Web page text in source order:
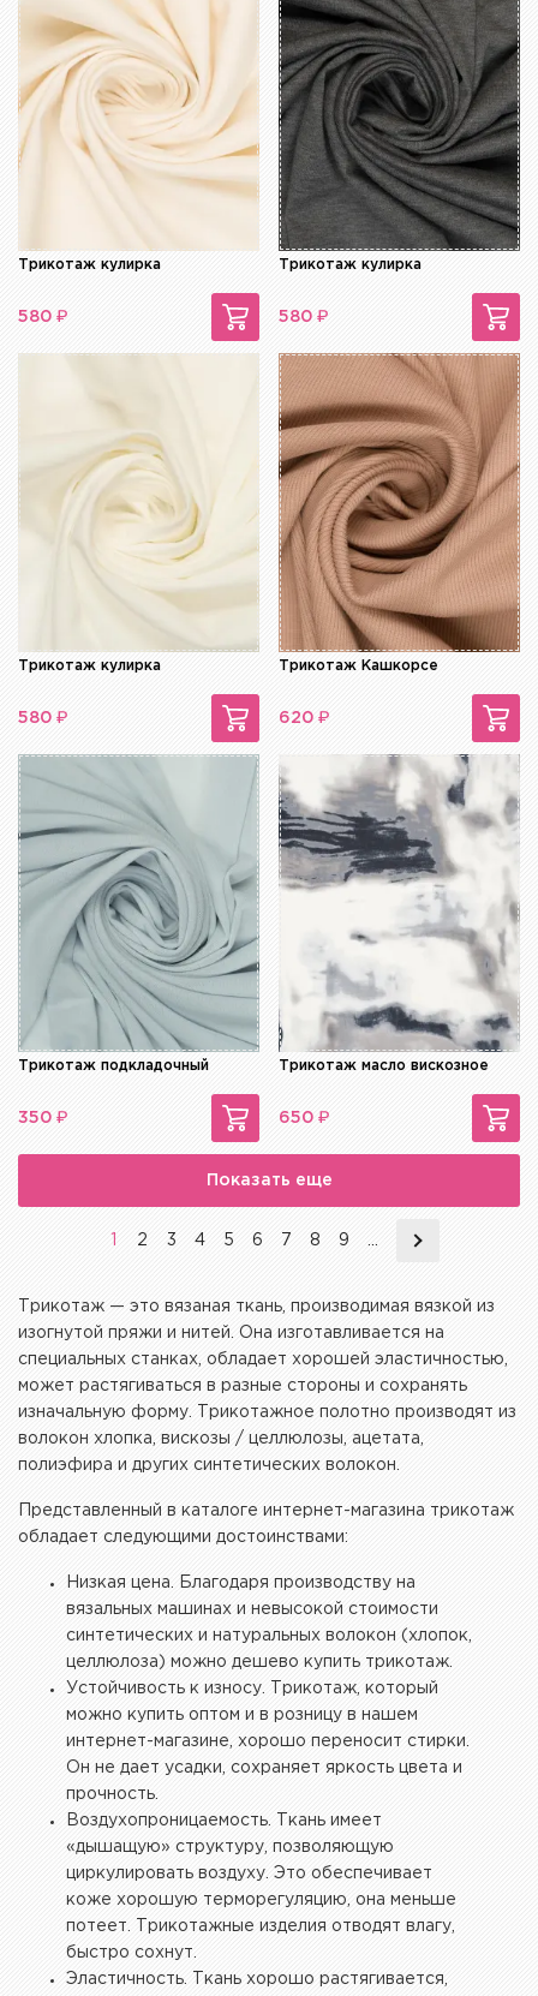
Трикотаж кулирка
580 ₽
Трикотаж кулирка
580 ₽
Трикотаж кулирка
580 ₽
Трикотаж Кашкорсе
620 ₽
Трикотаж подкладочный
350 ₽
Трикотаж масло вискозное
650 ₽
Показать еще
2 3 4 5 6 7 8 9
Трикотаж — это вязаная ткань, производимая вязкой из
изогнутой пряжи и нитей. Она изготавливается на
специальных станках, обладает хорошей эластичностью,
может растягиваться в разные стороны и сохранять
изначальную форму. Трикотажное полотно производят из
волокон хлопка, вискозы / целлюлозы, ацетата,
полиэфира и других синтетических волокон.
Представленный в каталоге интернет-магазина трикотаж
обладает следующими достоинствами:
Низкая цена. Благодаря производству на
вязальных машинах и невысокой стоимости
синтетических и натуральных волокон (хлопок,
целлюлоза) можно дешево купить трикотаж.
Устойчивость к износу. Трикотаж, который
можно купить оптом и в розницу в нашем
интернет-магазине, хорошо переносит стирки.
Он не дает усадки, сохраняет яркость цвета и
прочность.
Воздухопроницаемость. Ткань имеет
«‎дышащую» структуру, позволяющую
циркулировать воздуху. Это обеспечивает
коже хорошую терморегуляцию, она меньше
потеет. Трикотажные изделия отводят влагу,
быстро сохнут.
Эластичность. Ткань хорошо растягивается,